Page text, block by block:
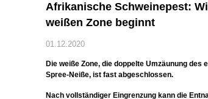
Afrikanische Schweinepest:
weißen Zone beginnt
01.12.2020
Die weiße Zone, die doppelte Umzäunung
Spree-Neiße, ist fast abgeschlossen.
Nach vollständiger Eingrenzung kann die